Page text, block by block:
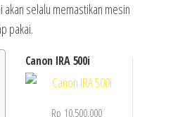
akan selalu memastikan mesin
pakai.
Canon IRA 500i
Rp 10,500,000